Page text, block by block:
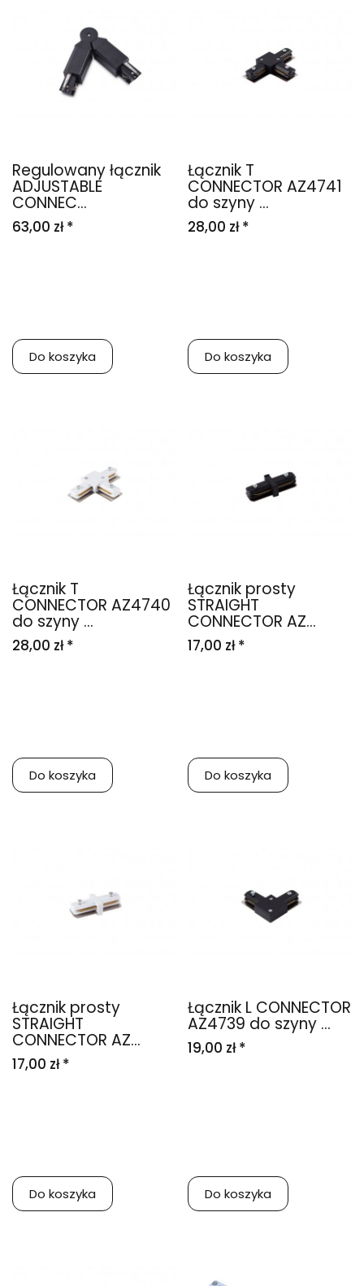
Regulowany łącznik
ADJUSTABLE
CONNEC...
63,00 zł *
Do koszyka
Łącznik T
CONNECTOR AZ4741
do szyny ...
28,00 zł *
Do koszyka
Łącznik T
CONNECTOR AZ4740
do szyny ...
28,00 zł *
Do koszyka
Łącznik prosty
STRAIGHT
CONNECTOR AZ...
17,00 zł *
Do koszyka
Łącznik prosty
STRAIGHT
CONNECTOR AZ...
17,00 zł *
Do koszyka
Łącznik L CONNECTOR
AZ4739 do szyny ...
19,00 zł *
Do koszyka